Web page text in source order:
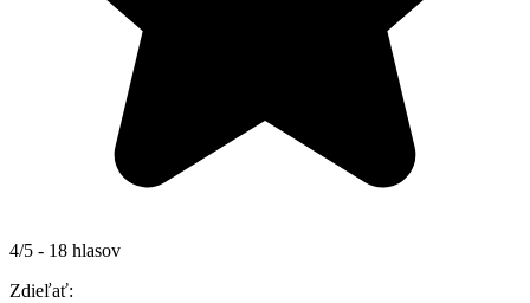
4/5 - 18 hlasov
Zdieľať: